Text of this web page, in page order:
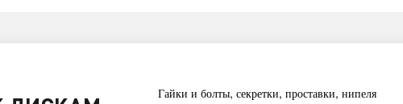
Гайки и болты, секретки, проставки, нипеля